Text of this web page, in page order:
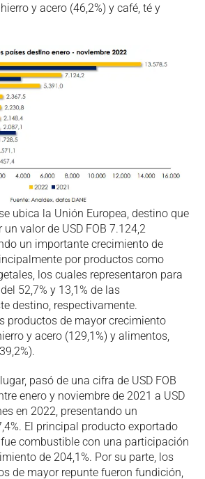
y acero (46,2%) y café, té y
ubica la Unión Europea, destino que
valor de USD FOB 7.124,2
un importante crecimiento de
por productos como
los cuales representaron para
52,7% y 13,1% de las
destino, respectivamente.
productos de mayor crecimiento
y acero (129,1%) y alimentos,
pasó de una cifra de USD FOB
enero y noviembre de 2021 a USD
en 2022, presentando un
El principal producto exportado
combustible con una participación
de 204,1%. Por su parte, los
de mayor repunte fueron fundición,